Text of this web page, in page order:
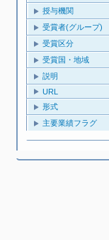
授与機関
受賞者(グループ)
受賞区分
受賞国・地域
説明
URL
形式
主要業績フラグ